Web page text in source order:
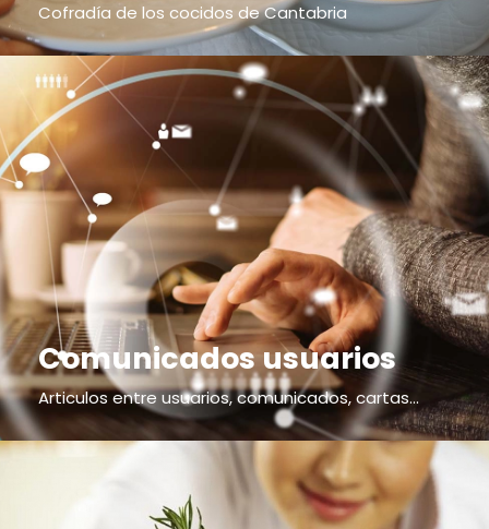
Cofradía de los cocidos de Cantabria
Comunicados usuarios
Articulos entre usuarios, comunicados, cartas...